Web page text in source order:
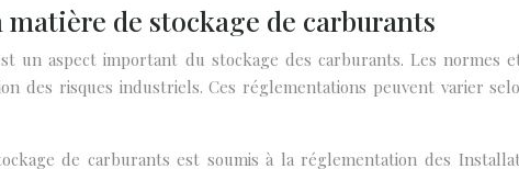
de stockage de carburants
un aspect important du stockage des carburants. Les
des risques industriels. Ces réglementations peuvent varier
de carburants est soumis à la réglementation des